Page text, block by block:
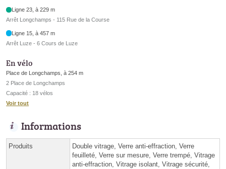
Ligne 23, à 229 m
Arrêt Longchamps - 115 Rue de la Course
Ligne 15, à 457 m
Arrêt Luze - 6 Cours de Luze
En vélo
Place de Longchamps, à 254 m
2 Place de Longchamps
Capacité : 18 vélos
Voir tout
Informations
Produits
Double vitrage, Verre anti-effraction, Verre
feuilleté, Verre sur mesure, Verre trempé, Vitrage
anti-effraction, Vitrage isolant, Vitrage sécurité,